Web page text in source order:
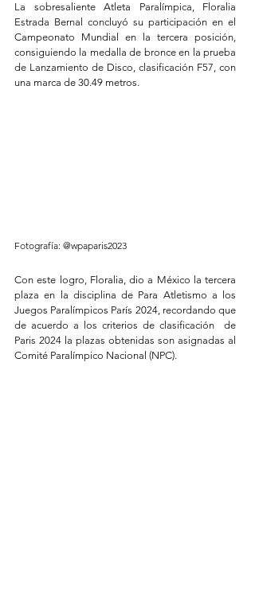
La sobresaliente Atleta Paralímpica, Floralia
Estrada Bernal concluyó su participación en el
Campeonato Mundial en la tercera posición,
consiguiendo la medalla de bronce en la prueba
de Lanzamiento de Disco, clasificación F57, con
una marca de 30.49 metros.
Fotografía: @wpaparis2023
Con este logro, Floralia, dio a México la tercera
plaza en la disciplina de Para Atletismo a los
Juegos Paralímpicos París 2024, recordando que
de acuerdo a los criterios de clasificación  de
Paris 2024 la plazas obtenidas son asignadas al
Comité Paralímpico Nacional (NPC).